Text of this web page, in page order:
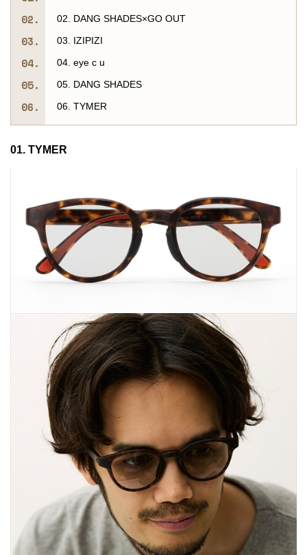
02. DANG SHADES×GO OUT
03. IZIPIZI
04. eye c u
05. DANG SHADES
06. TYMER
01. TYMER